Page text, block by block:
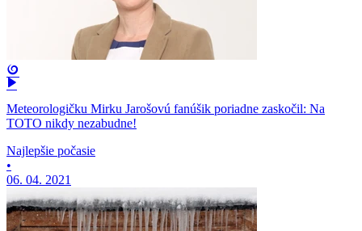
Meteorologičku Mirku Jarošovú fanúšik poriadne zaskočil: Na
TOTO nikdy nezabudne!
Najlepšie počasie
•
06. 04. 2021